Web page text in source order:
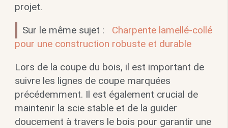
projet.
Sur le même sujet :
Charpente lamellé-collé
pour une construction robuste et durable
Lors de la coupe du bois, il est important de
suivre les lignes de coupe marquées
précédemment. Il est également crucial de
maintenir la scie stable et de la guider
doucement à travers le bois pour garantir une